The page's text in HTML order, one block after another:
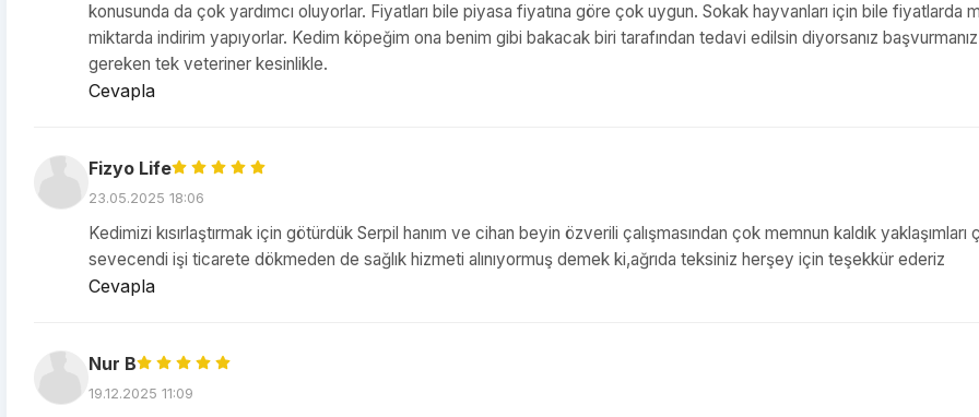
konusunda da çok yardımcı oluyorlar. Fiyatları bile piyasa fiyatına göre çok uygun. Sokak hayvanları için bile fiyatlarda
miktarda indirim yapıyorlar. Kedim köpeğim ona benim gibi bakacak biri tarafından tedavi edilsin diyorsanız başvurmanız
gereken tek veteriner kesinlikle.
Cevapla
Fizyo Life
23.05.2025 18:06
Kedimizi kısırlaştırmak için götürdük Serpil hanım ve cihan beyin özverili çalışmasından çok memnun kaldık yaklaşımları
sevecendi işi ticarete dökmeden de sağlık hizmeti alınıyormuş demek ki,ağrıda teksiniz herşey için teşekkür ederiz
Cevapla
Nur B
19.12.2025 11:09